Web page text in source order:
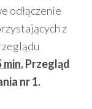
odłączenie
z
min.Przegląd
nr 1.